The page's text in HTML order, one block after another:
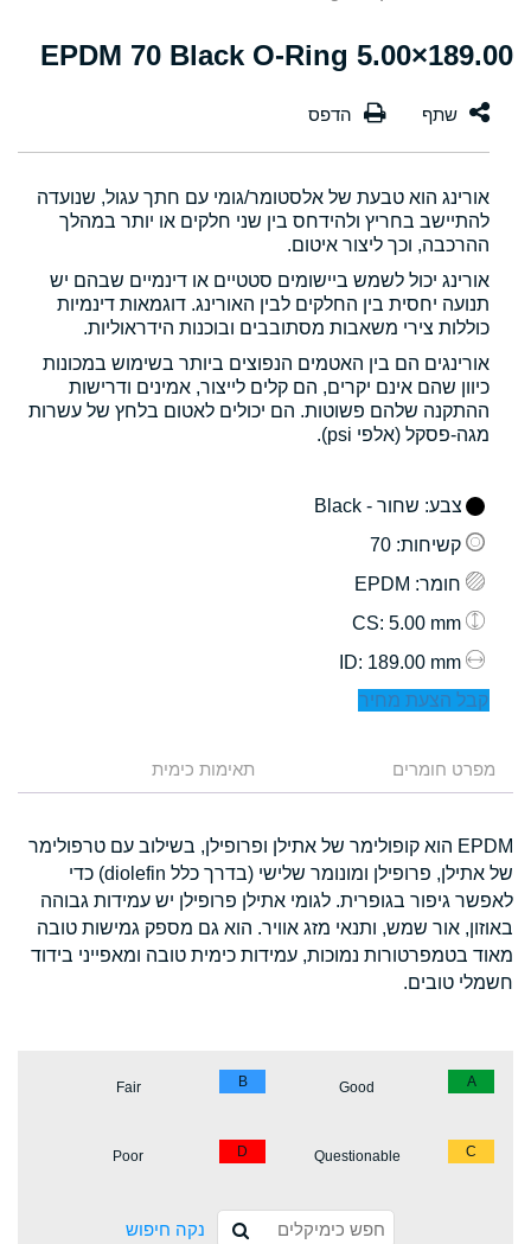
189.00×5.00 EPDM 70 Black O-Ring
אורינג הוא טבעת של אלסטומר/גומי עם חתך עגול, שנועדה
להתיישב בחריץ ולהידחס בין שני חלקים או יותר במהלך
ההרכבה, וכך ליצור איטום.
אורינג יכול לשמש ביישומים סטטיים או דינמיים שבהם יש
תנועה יחסית בין החלקים לבין האורינג. דוגמאות דינמיות
כוללות צירי משאבות מסתובבים ובוכנות הידראוליות.
אורינגים הם בין האטמים הנפוצים ביותר בשימוש במכונות
כיוון שהם אינם יקרים, הם קלים לייצור, אמינים ודרישות
ההתקנה שלהם פשוטות. הם יכולים לאטום בלחץ של עשרות
מגה-פסקל (אלפי psi).
צבע: שחור - Black
קשיחות: 70
חומר: EPDM
: 5.00 mm
: 189.00 mm
קבל הצעת מחיר
מפרט חומרים תאימות כימית
EPDM הוא קופולימר של אתילן ופרופילן, בשילוב עם טרפולימר
של אתילן, פרופילן ומונומר שלישי (בדרך כלל diolefin) כדי
לאפשר גיפור בגופרית. לגומי אתילן פרופילן יש עמידות גבוהה
באוזון, אור שמש, ותנאי מזג אוויר. הוא גם מספק גמישות טובה
מאוד בטמפרטורות נמוכות, עמידות כימית טובה ומאפייני בידוד
חשמלי טובים.
A
Good
B
Fair
C
Questionable
D
Poor
נקה חיפוש